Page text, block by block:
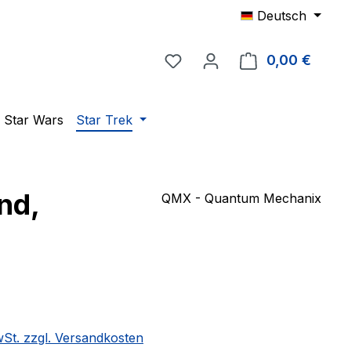
Deutsch
Du hast 0 Produkte auf
0,00 €
Star Wars Star Trek
QMX - Quantum Mechanix
zzgl. Versandkosten